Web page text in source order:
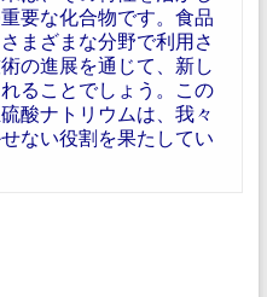
要な化合物です。食品
まざまな分野で利用さ
の進展を通じて、新し
ることでしょう。この
酸ナトリウムは、我々
ない役割を果たしてい